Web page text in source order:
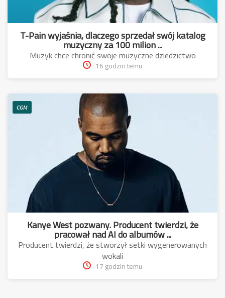
T-Pain wyjaśnia, dlaczego sprzedał swój katalog
muzyczny za 100 milion ...
Muzyk chce chronić swoje muzyczne dziedzictwo
16 godzin temu
CGM
Kanye West pozwany. Producent twierdzi, że
pracował nad AI do albumów ...
Producent twierdzi, że stworzył setki wygenerowanych
wokali
17 godzin temu